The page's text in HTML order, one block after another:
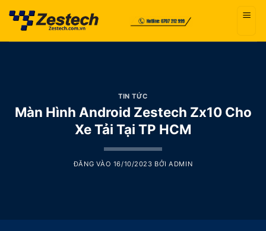
qua
TIN TỨC
Màn Hình Android Zestech Zx10 Cho
Xe Tải Tại TP HCM
ĐĂNG VÀO 16/10/2023 BỞIADMIN